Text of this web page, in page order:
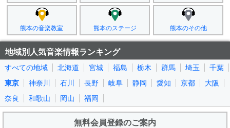
熊本の音楽教室 熊本のステージ 熊本のその他
地域別人気音楽情報ランキング
すべての地域 北海道 宮城 福島 栃木 群馬 埼玉
千葉
東京
神奈川 石川 長野 岐阜 静岡 愛知 京都
大阪
奈良
和歌山 岡山 福岡
無料会員登録のご案内